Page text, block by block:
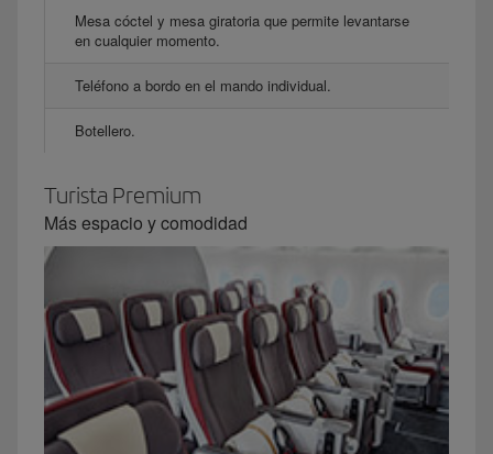
Mesa cóctel y mesa giratoria que permite levantarse
en cualquier momento.
Teléfono a bordo en el mando individual.
Botellero.
Turista Premium
Más espacio y comodidad